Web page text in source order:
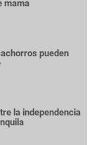
mama
pueden
la independencia